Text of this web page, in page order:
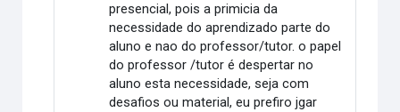
presencial, pois a primicia da
necessidade do aprendizado parte do
aluno e nao do professor/tutor. o papel
do professor /tutor é despertar no
aluno esta necessidade, seja com
desafios ou material, eu prefiro jgar